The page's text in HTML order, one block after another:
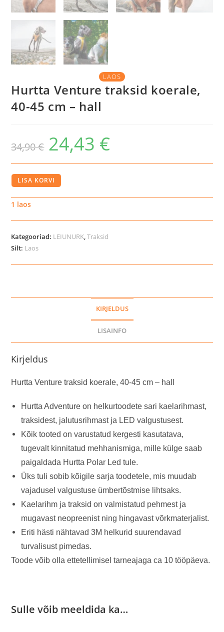
LAOS
Hurtta Venture traksid koerale,
40-45 cm – hall
34,90€
Algne
hind
oli:
24,43 €
Hurtta
traksid
45
-
LISA KORVI
1 laos
Kategooriad: LEIUNURK,Traksid
Silt: Laos
KIRJELDUS
LISAINFO
Kirjeldus
Hurtta Venture traksid koerale, 40-45 cm – hall
Hurtta Adventure on helkurtoodete sari kaelarihmast,
traksidest, jalutusrihmast ja LED valgustusest.
Kõik tooted on varustatud kergesti kasutatava,
tugevalt kinnitatud mehhanismiga, mille külge saab
paigaldada Hurtta Polar Led tule.
Üks tuli sobib kõigile sarja toodetele, mis muudab
vajadusel valgustuse ümbertõstmise lihtsaks.
Kaelarihm ja traksid on valmistatud pehmest ja
mugavast neopreenist ning hingavast võrkmaterjalist.
Eriti hästi nähtavad 3M helkurid suurendavad
turvalisust pimedas.
Toode võib olla ettetellimisel tarneajaga ca 10 tööpäeva.
Sulle võib meeldida ka…